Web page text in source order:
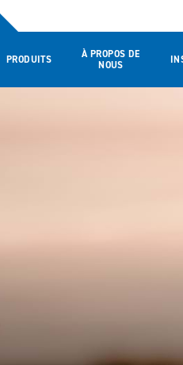
PRODUITS
À PROPOS DE
NOUS